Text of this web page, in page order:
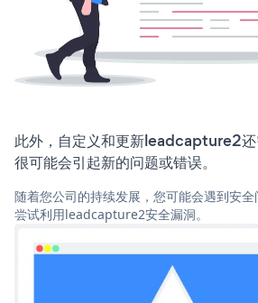
此外，自定义和更新leadcapture2还
很可能会引起新的问题或错误。
随着您公司的持续发展，您可能会遇到安
尝试利用leadcapture2安全漏洞。